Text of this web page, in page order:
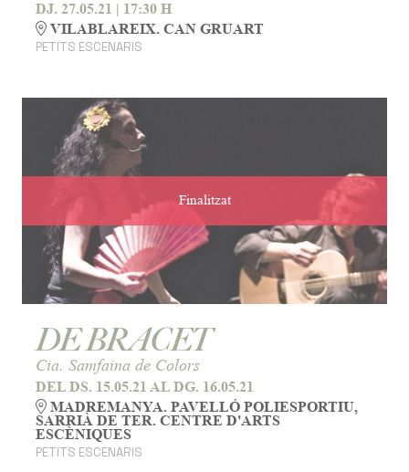
DJ. 27.05.21 | 17:30 H
VILABLAREIX. CAN GRUART
PETITS ESCENARIS
Finalitzat
DE BRACET
Cia. Samfaina de Colors
DEL DS. 15.05.21 AL DG. 16.05.21
MADREMANYA. PAVELLÓ POLIESPORTIU,
SARRIÀ DE TER. CENTRE D'ARTS
ESCÈNIQUES
PETITS ESCENARIS